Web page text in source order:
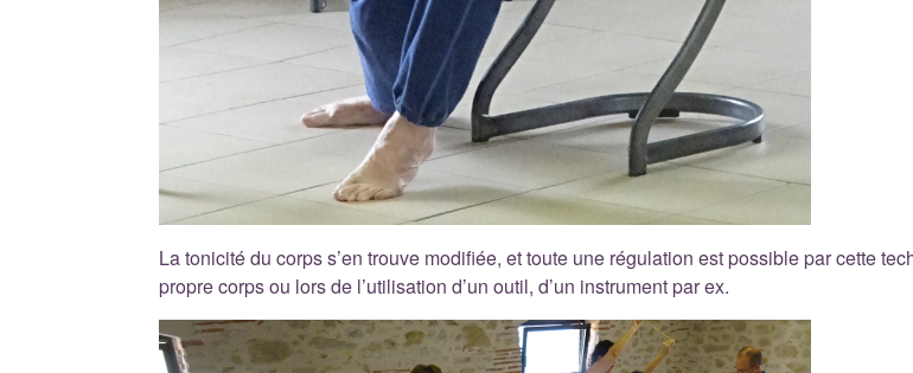
La tonicité du corps s’en trouve modifiée, et toute une régulation est possible par cette
propre corps ou lors de l’utilisation d’un outil, d’un instrument par ex.